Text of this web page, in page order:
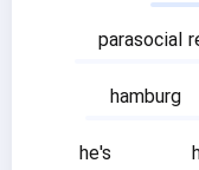
parasocial
hamburg
he's